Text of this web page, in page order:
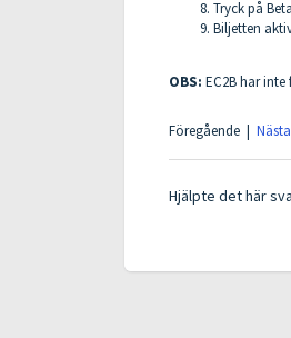
Tryck på
Biljetten
OBS: EC2B har
Föregående | Nästa
Hjälpte det här